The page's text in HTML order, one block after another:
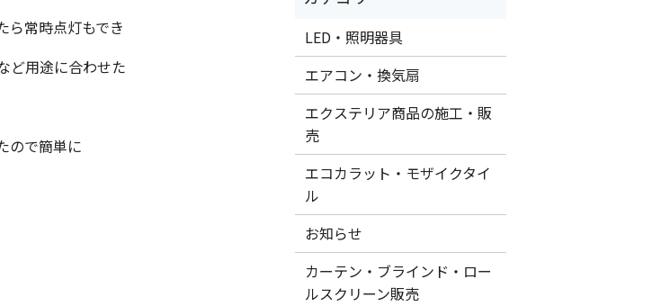
ら常時点灯もでき
ど用途に合わせた
ので簡単に
LED・照明器具
エアコン・換気扇
エクステリア商品の施工・販
売
エコカラット・モザイクタイ
ル
お知らせ
カーテン・ブラインド・ロー
ルスクリーン販売